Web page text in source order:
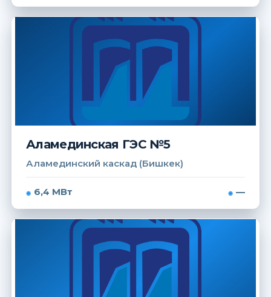
Аламединская ГЭС №5
Аламединский каскад (Бишкек)
6,4 МВт —